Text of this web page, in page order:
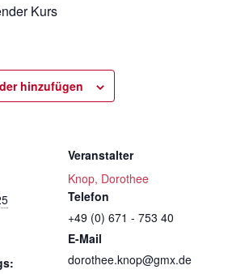
Kurs
hinzufügen
Veranstalter
Knop, Dorothee
Telefon
+49 (0) 671 - 753 40
E-Mail
dorothee.knop@gmx.de